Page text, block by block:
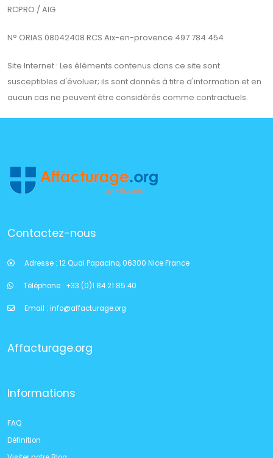
RCPRO / AIG
N° ORIAS 08042408 RCS Aix-en-provence 497 784 454
Site Internet : Les éléments contenus dans ce site sont
susceptibles d'évoluer; ils sont donnés à titre d'information et en
aucun cas ne peuvent être considérés comme contractuels.
Contactez-nous
Adresse : 12 Quai Papacino, 06300 Nice France
Téléphone : +33 (0)1 84 21 85 40
Email : info@affacturage.org
Affacturage.org
Informations
FAQ
Définition